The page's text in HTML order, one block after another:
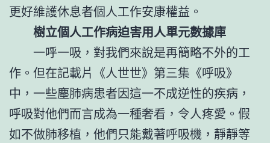
更好維護休息者個人工作安康權益。
樹立個人工作病迫害用人單元數據庫
一呼一吸，對我們來說是再簡略不外的工
作。但在記載片《人世世》第三集《呼吸》
中，一些塵肺病患者因這一不成逆性的疾病，
呼吸對他們而言成為一種奢看，令人疼愛。假
如不做肺移植，他們只能戴著呼吸機，靜靜等